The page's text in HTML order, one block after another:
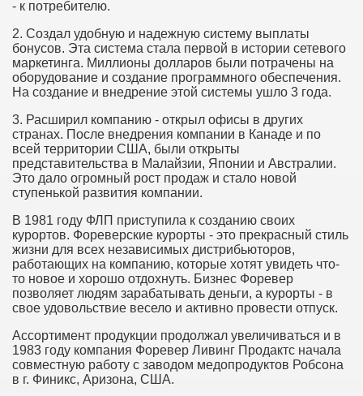
- к потребителю.
2. Создал удобную и надежную систему выплаты
бонусов. Эта система стала первой в истории сетевого
маркетинга. Миллионы долларов были потрачены на
оборудование и создание программного обеспечения.
На создание и внедрение этой системы ушло 3 года.
3. Расширил компанию - открыл офисы в других
странах. После внедрения компании в Канаде и по
всей территории США, были открыты
представительства в Малайзии, Японии и Австралии.
Это дало огромный рост продаж и стало новой
ступенькой развития компании.
В 1981 году ФЛП приступила к созданию своих
курортов. Фореверские курорты - это прекрасный стиль
жизни для всех независимых дистрибьюторов,
работающих на компанию, которые хотят увидеть что-
то новое и хорошо отдохнуть. Бизнес Форевер
позволяет людям зарабатывать деньги, а курорты - в
свое удовольствие весело и активно провести отпуск.
Ассортимент продукции продолжал увеличиваться и в
1983 году компания Форевер Ливинг Продактс начала
совместную работу с заводом медопродуктов Робсона
в г. Финикс, Аризона, США.